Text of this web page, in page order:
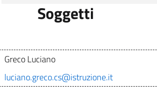
Soggetti
Greco Luciano
luciano.greco.cs@istruzione.it